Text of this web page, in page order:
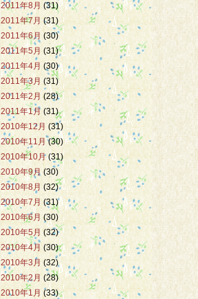
2011年8月 (31)
2011年7月(31)
2011年6月(30)
2011年5月(31)
2011年4月 (30)
2011年3月 (31)
2011年2月(28)
2011年1月(31)
2010年12月 (31)
2010年11月 (30)
2010年10月(31)
2010年9月(30)
2010年8月(32)
2010年7月 (31)
2010年6月(30)
2010年5月(32)
2010年4月 (30)
2010年3月(32)
2010年2月(28)
2010年1月(33)